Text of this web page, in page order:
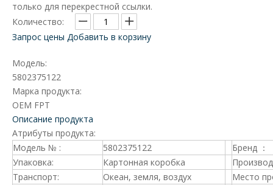
только для перекрестной ссылки.
Количество:
Запрос цены Добавить в корзину
Модель:
5802375122
Марка продукта:
OEM FPT
Описание продукта
Атрибуты продукта:
Модель № :
5802375122
Бренд ：
Упаковка:
Картонная коробка
Транспорт:
Океан, земля, воздух
Место